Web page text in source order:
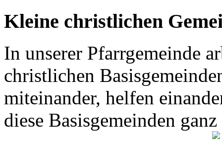
Kleine christlichen
In unserer Pfarrgemeinde
christlichen
miteinander, helfen
diese Basisgemeinden